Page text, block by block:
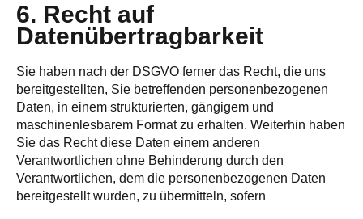
6. Recht auf
Datenübertragbarkeit
Sie haben nach der DSGVO ferner das Recht, die uns
bereitgestellten, Sie betreffenden personenbezogenen
Daten, in einem strukturierten, gängigem und
maschinenlesbarem Format zu erhalten. Weiterhin haben
Sie das Recht diese Daten einem anderen
Verantwortlichen ohne Behinderung durch den
Verantwortlichen, dem die personenbezogenen Daten
bereitgestellt wurden, zu übermitteln, sofern